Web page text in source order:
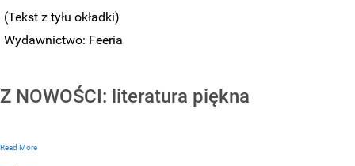
(Tekst z tyłu okładki)
Wydawnictwo: Feeria
Z NOWOŚCI: literatura piękna
Read More